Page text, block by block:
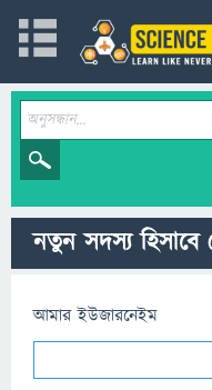
নতুন সদস্য হিসাবে
আমার ইউজারনেইম